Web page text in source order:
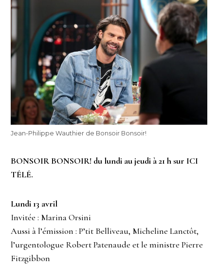
Jean-Philippe Wauthier de Bonsoir Bonsoir!
BONSOIR BONSOIR! du lundi au jeudi à 21 h sur ICI
TÉLÉ.
Lundi 13 avril
Invitée : Marina Orsini
Aussi à l’émission : P’tit Belliveau, Micheline Lanctôt,
l’urgentologue Robert Patenaude et le ministre Pierre
Fitzgibbon